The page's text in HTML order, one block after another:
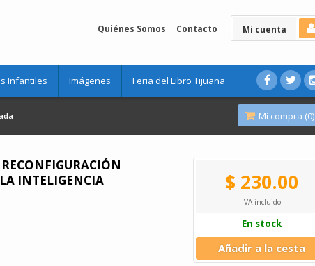
Mi cuenta
Quiénes Somos Contacto
Infantiles Imágenes Feria del Libro Tijuana
Mi compra (0)
INTELIGENCIA
$ 230.00
IVA incluido
En stock
Añadir a la cesta